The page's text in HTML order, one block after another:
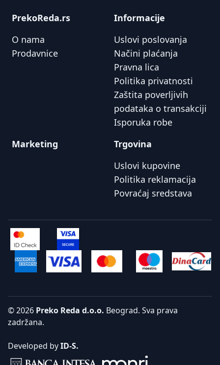
PrekoReda.rs
O nama
Prodavnice
Informacije
Uslovi poslovanja
Načini plaćanja
Pravna lica
Politika privatnosti
Zaštita poverljivih
podataka o transakciji
Isporuka robe
Marketing
Trgovina
Uslovi kupovine
Politika reklamacija
Povraćaj sredstava
© 2026 Preko Reda d.o.o. Beograd. Sva prava
zadržana.
Developed byID-S.